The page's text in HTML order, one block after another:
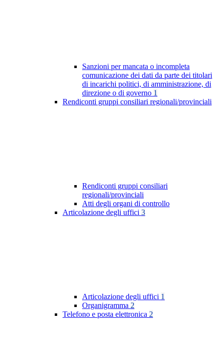
Sanzioni per mancata o incompleta
comunicazione dei dati da parte dei titolari
di incarichi politici, di amministrazione, di
direzione o di governo 1
Rendiconti gruppi consiliari regionali/provinciali
Rendiconti gruppi consiliari
regionali/provinciali
Atti degli organi di controllo
Articolazione degli uffici 3
Articolazione degli uffici 1
Organigramma 2
Telefono e posta elettronica 2